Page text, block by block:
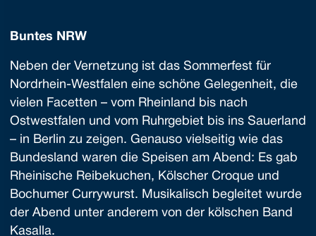
Buntes NRW
Neben der Vernetzung ist das Sommerfest für
Nordrhein-Westfalen eine schöne Gelegenheit, die
vielen Facetten – vom Rheinland bis nach
Ostwestfalen und vom Ruhrgebiet bis ins Sauerland
– in Berlin zu zeigen. Genauso vielseitig wie das
Bundesland waren die Speisen am Abend: Es gab
Rheinische Reibekuchen, Kölscher Croque und
Bochumer Currywurst. Musikalisch begleitet wurde
der Abend unter anderem von der kölschen Band
Kasalla.